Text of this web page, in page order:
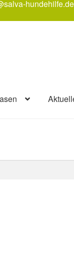
hundehilfe.de